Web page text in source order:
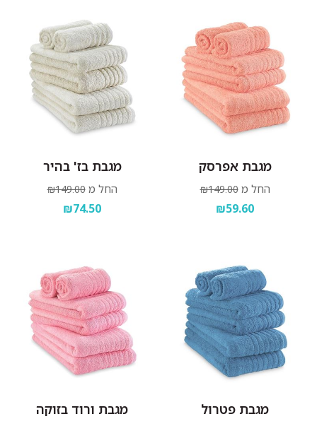
מגבת אפרסק
החל מ ₪149.00
₪59.60
מגבת בז' בהיר
החל מ ₪149.00
₪74.50
מגבת פטרול מגבת ורוד בזוקה